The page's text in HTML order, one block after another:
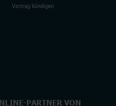
Vertrag kündigen
PARTNER VON